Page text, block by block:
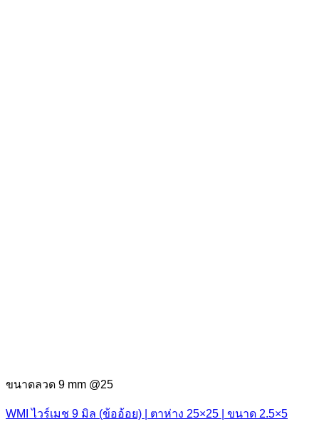
ขนาดลวด 9 mm @25
WMI ไวร์เมช 9 มิล (ข้ออ้อย) | ตาห่าง 25×25 | ขนาด 2.5×5